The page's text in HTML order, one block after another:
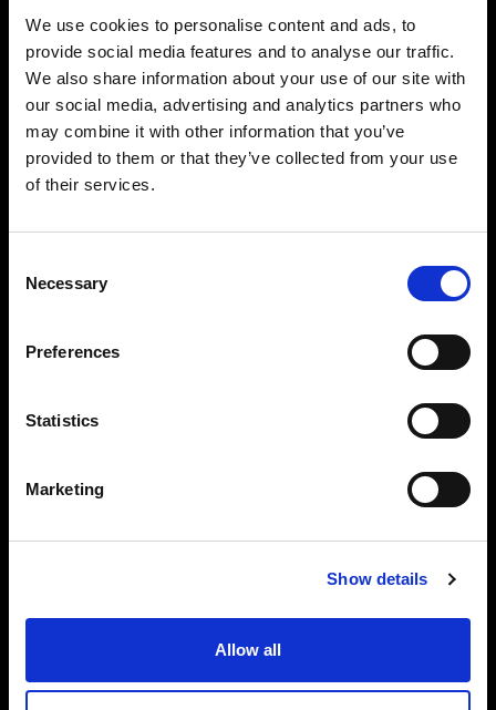
We use cookies to personalise content and ads, to
provide social media features and to analyse our traffic.
We also share information about your use of our site with
our social media, advertising and analytics partners who
may combine it with other information that you’ve
provided to them or that they’ve collected from your use
of their services.
Selection
Necessary
Preferences
Statistics
Marketing
Show details
Allow all
On-Mannequin-Fotografie
Profoto StyleShoots Vertical liefert schnell und
einfach konsistente, hintergrundfreie Bilder. Für
Unternehmen, die nach kreativer Freiheit suchen,
bietet unsere anpassbare Lösung eine Vielzahl
von Möglichkeiten zur Lichtgestaltung, mit
denen Sie eindrucksvolle Bilder erstellen können,
Unsere Flatlay-Lösungen wurden für die
dynamischen Anforderungen des E-Commerce
Sie bei der Aufnahme von qualitativ